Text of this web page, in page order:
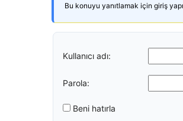
Bu konuyu yanıtlamak için giriş
Kullanıcı adı:
Parola:
Beni hatırla